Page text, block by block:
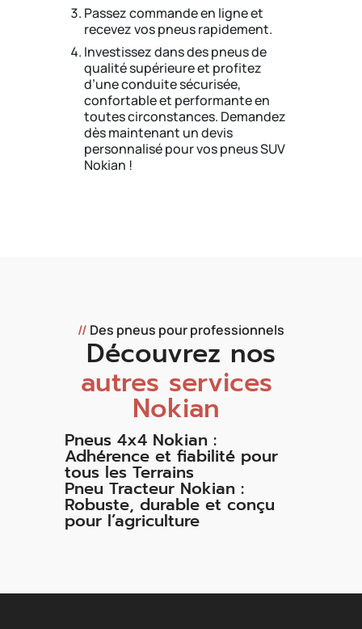
Passez commande en ligne et
recevez vos pneus rapidement.
Investissez dans des pneus de
qualité supérieure et profitez
d’une conduite sécurisée,
confortable et performante en
toutes circonstances. Demandez
dès maintenant un devis
personnalisé pour vos pneus SUV
Nokian !
// Des pneus pour professionnels
Découvrez nos
autres services
Nokian
Pneus 4x4 Nokian :
Adhérence et fiabilité pour
tous les Terrains
Pneu Tracteur Nokian :
Robuste, durable et conçu
pour l’agriculture